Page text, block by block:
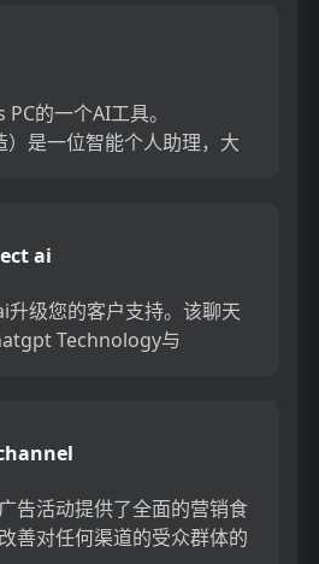
的一个AI工具。
是一位智能个人助理，大
ai
级您的客户支持。该聊天
Technology与
告活动提供了全面的营销食
善对任何渠道的受众群体的